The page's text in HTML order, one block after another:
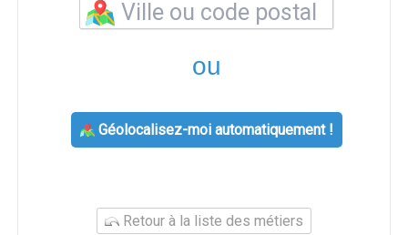
ou
Géolocalisez-moi automatiquement !
Retour à la liste des métiers